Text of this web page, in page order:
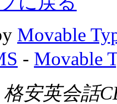
Movable
- Movable
安英会話